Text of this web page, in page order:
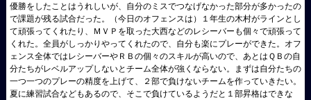
優勝をしたことはうれしいが、自分のミスでつなげなかった部分が多かったの
で課題が残る試合だった。（今日のオフェンスは）１年生の木村がラインとし
て頑張ってくれたり、ＭＶＰを取った大西などのレシーバーも個々で頑張って
くれた。全員がしっかりやってくれたので、自分も楽にプレーができた。オフ
ェンス全体ではレシーバーやＲＢの個々のスキルが高いので、あとはＱＢの自
分たちがレベルアップしないとチーム全体が強くならない。まずは自分たちの
一つ一つのプレーの精度を上げて、２部で負けないチームを作っていきたい。
夏に練習試合などもあるので、そこで負けているようだと１部昇格はできな